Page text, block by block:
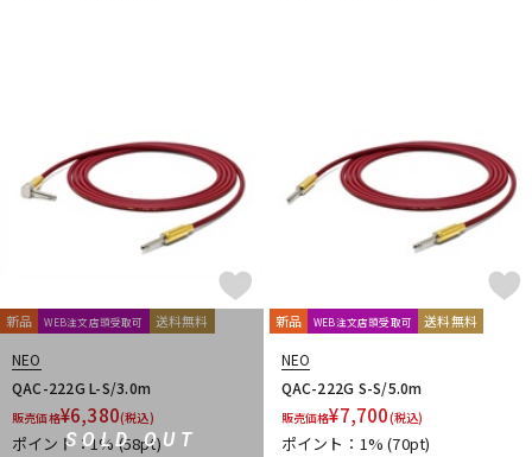
配信/ライブ機器 楽器アクセサリ
ヴィンテージ
SOLD OUT
新品 WEB注文店頭受取可 送料無料
NEO
QAC-222G L-S/3.0m
販売価格¥6,380(税込)
ポイント：1%(58pt)
新品 WEB注文店頭受取可 送料無料
NEO
QAC-222G S-S/5.0m
販売価格¥7,700(税込)
ポイント：1%(70pt)